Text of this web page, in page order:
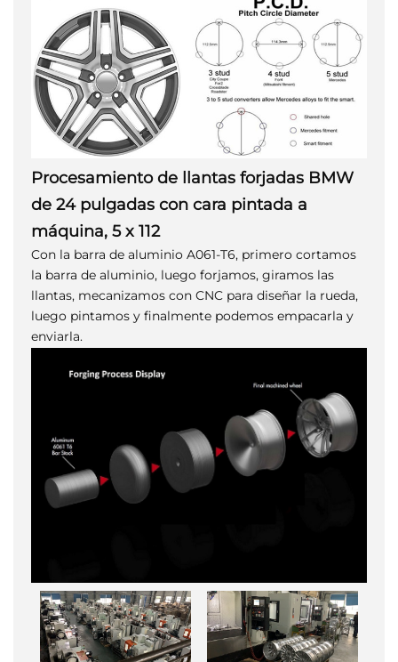
Procesamiento de llantas forjadas BMW
de 24 pulgadas con cara pintada a
máquina, 5 x 112
Con la barra de aluminio A061-T6, primero cortamos
la barra de aluminio, luego forjamos, giramos las
llantas, mecanizamos con CNC para diseñar la rueda,
luego pintamos y finalmente podemos empacarla y
enviarla.